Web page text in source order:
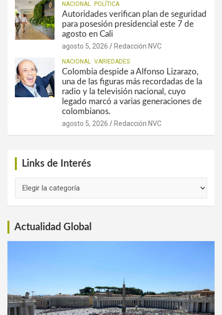
NACIONAL POLÍTICA
Autoridades verifican plan de seguridad
para posesión presidencial este 7 de
agosto en Cali
agosto 5, 2026 Redacción NVC
NACIONAL VARIEDADES
Colombia despide a Alfonso Lizarazo,
una de las figuras más recordadas de la
radio y la televisión nacional, cuyo
legado marcó a varias generaciones de
colombianos.
agosto 5, 2026 Redacción NVC
Links de Interés
Actualidad Global